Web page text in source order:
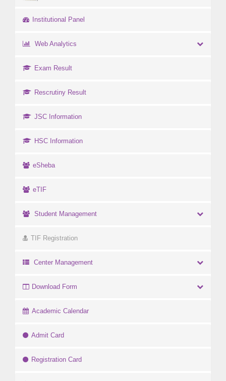
Institutional Panel
Web Analytics
Exam Result
Rescrutiny Result
JSC Information
HSC Information
eSheba
eTIF
Student Management
TIF Registration
Center Management
Download Form
Academic Calendar
Admit Card
Registration Card